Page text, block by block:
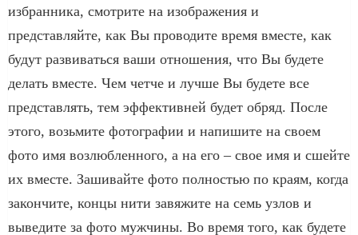
избранника, смотрите на изображения и
представляйте, как Вы проводите время вместе, как
будут развиваться ваши отношения, что Вы будете
делать вместе. Чем четче и лучше Вы будете все
представлять, тем эффективней будет обряд. После
этого, возьмите фотографии и напишите на своем
фото имя возлюбленного, а на его – свое имя и сшейте
их вместе. Зашивайте фото полностью по краям, когда
закончите, концы нити завяжите на семь узлов и
выведите за фото мужчины. Во время того, как будете